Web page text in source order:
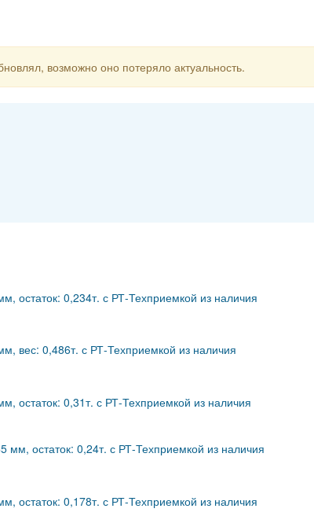
возможно оно потеряло актуальность.
остаток: 0,234т. с РТ-Техприемкой из наличия
вес: 0,486т. с РТ-Техприемкой из наличия
остаток: 0,31т. с РТ-Техприемкой из наличия
мм, остаток: 0,24т. с РТ-Техприемкой из наличия
остаток: 0,178т. с РТ-Техприемкой из наличия